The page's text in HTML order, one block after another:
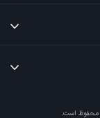
محفوظ است.